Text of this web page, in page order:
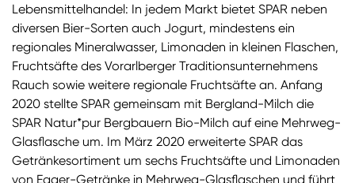
Lebensmittelhandel: In jedem Markt bietet SPAR neben
diversen Bier-Sorten auch Jogurt, mindestens ein
regionales Mineralwasser, Limonaden in kleinen Flaschen,
Fruchtsäfte des Vorarlberger Traditionsunternehmens
Rauch sowie weitere regionale Fruchtsäfte an. Anfang
2020 stellte SPAR gemeinsam mit Bergland-Milch die
SPAR Natur*pur Bergbauern Bio-Milch auf eine Mehrweg-
Glasflasche um. Im März 2020 erweiterte SPAR das
Getränkesortiment um sechs Fruchtsäfte und Limonaden
von Egger-Getränke in Mehrweg-Glasflaschen und führt